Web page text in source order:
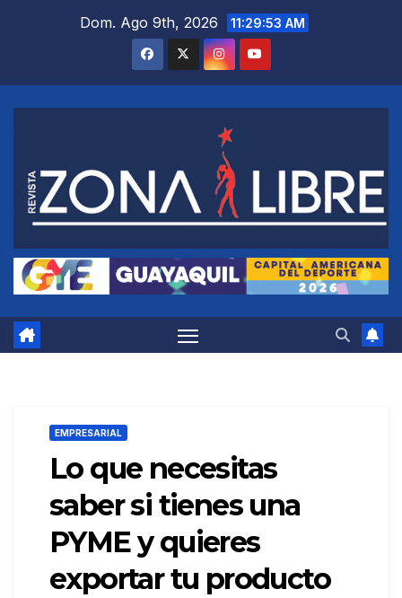
Dom. Ago 9th, 2026 11:29:54 AM
EMPRESARIAL
Lo que necesitas
saber si tienes una
PYME y quieres
exportar tu producto